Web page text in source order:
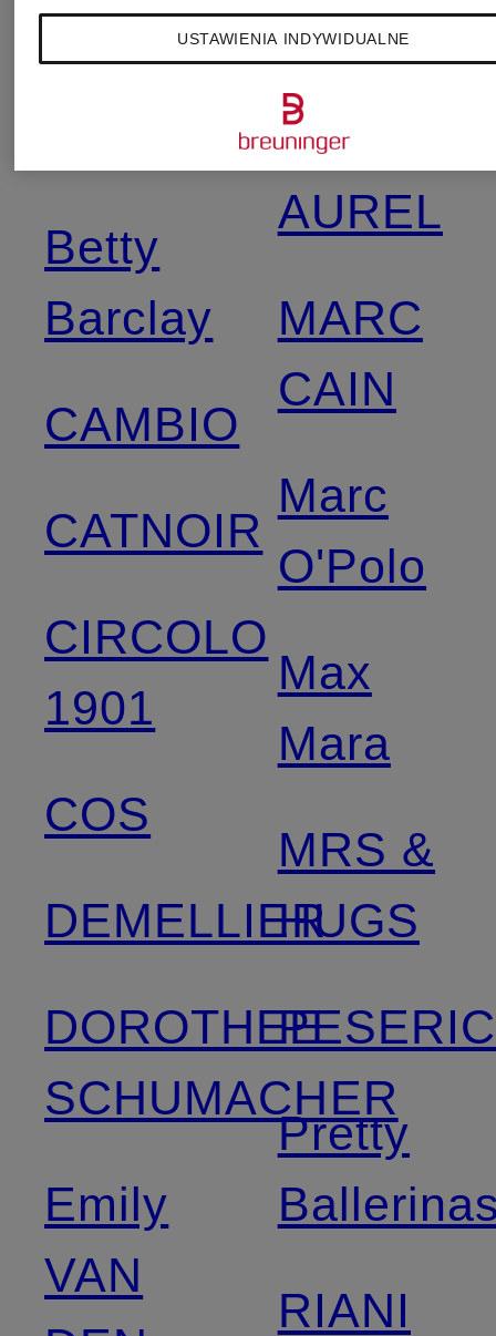
Betty
Barclay
CAMBIO
CATNOIR
CIRCOLO
1901
COS
DEMELLIER
DOROTHEE
SCHUMACHER
Emily
VAN
MARC
AUREL
MARC
CAIN
Marc
O'Polo
Max
Mara
MRS &
HUGS
Pretty
RIANI
USTAWIENIA INDYWIDUALNE